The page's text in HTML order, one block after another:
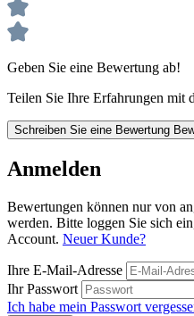
Geben Sie eine Bewertung ab!
Teilen Sie Ihre Erfahrungen mit
Schreiben Sie eine Bewertung
Anmelden
Bewertungen können nur von
werden. Bitte loggen Sie sich
Account. Neuer Kunde?
Ihre E-Mail-Adresse
Ihr Passwort
Ich habe mein Passwort